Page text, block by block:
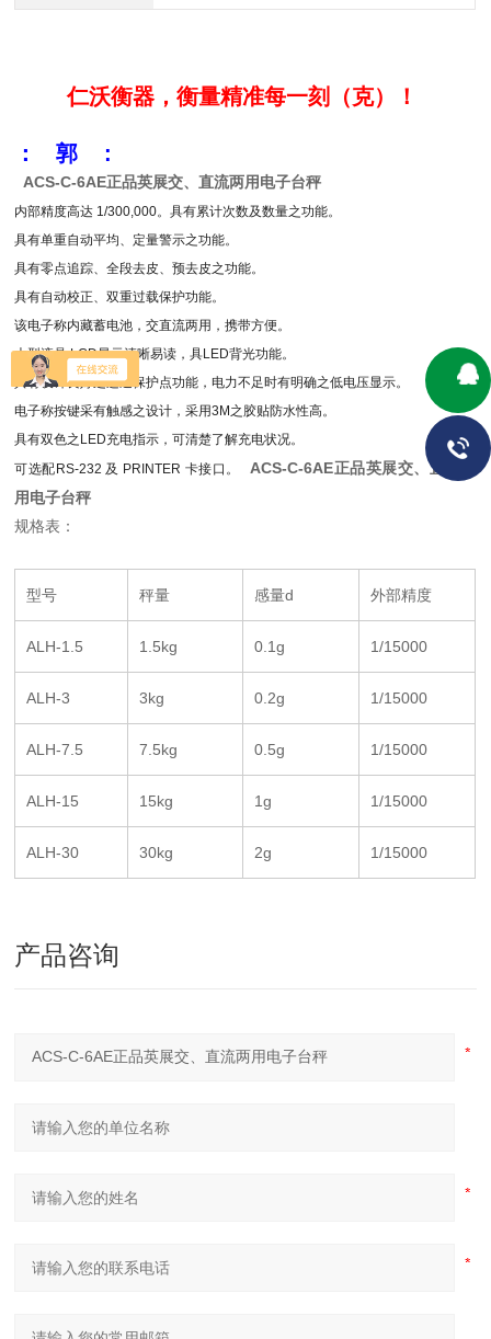
仁沃衡器，衡量精准每一刻（克）！
： 郭 :
ACS-C-6AE正品英展交、直流两用电子台秤
内部精度高达 1/300,000。具有累计次数及数量之功能。
具有单重自动平均、定量警示之功能。
具有零点追踪、全段去皮、预去皮之功能。
具有自动校正、双重过载保护功能。
该电子称内藏蓄电池，交直流两用，携带方便。
大型液晶 LCD显示清晰易读，具LED背光功能。
具有设计良好之运送保护点功能 ， 电力不足时有明确之低电压显示。
电子称按键采有触感之设计，采用3M之胶贴防水性高。
具有双色之LED充电指示，可清楚了解充电状况。
可选配RS-232 及 PRINTER 卡接口。
ACS-C-6AE正品英展交、直流两
用电子台秤
规格表：
型号 秤量 感量d 外部精度
ALH-1.5 1.5kg 0.1g 1/15000
ALH-3 3kg 0.2g 1/15000
ALH-7.5 7.5kg 0.5g 1/15000
ALH-15 15kg 1g 1/15000
ALH-30 30kg 2g 1/15000
产品咨询